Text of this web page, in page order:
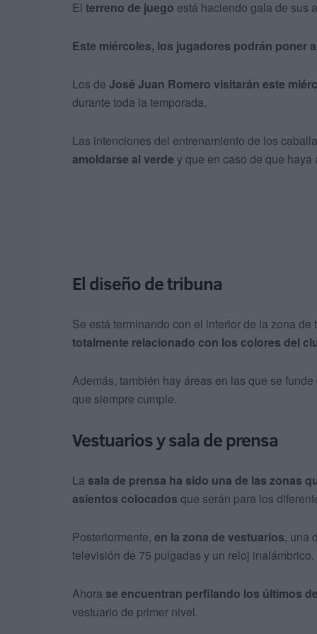
El terreno de juego está haciendo gala de sus
Este miércoles, los jugadores podrán poner
Los de José Juan Romero visitarán este
durante toda la temporada.
Las intenciones del entrenamiento de los
amoldarse al verde y que en caso de que
El diseño de tribuna
Se está terminando con el interior de la zona
totalmente relacionado con los colores del
Además, también hay áreas en las que se funde
que siempre cumple.
Vestuarios y sala de prensa
La sala de prensa ha sido una de las zonas
asientos colocados que serán para los
Posteriormente, en la zona de vestuarios, una
televisión de 75 pulgadas y un reloj inalámbrico.
Ahora se encuentran perfilando los últimos
vestuario de primer nivel.